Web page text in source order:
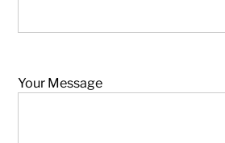
Your Message